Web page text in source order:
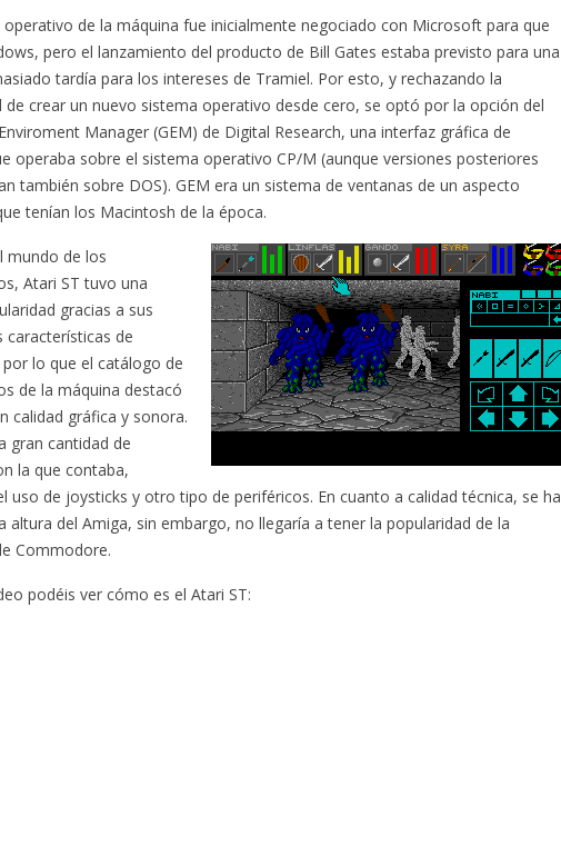
operativo de la máquina fue inicialmente negociado con Microsoft para que
pero el lanzamiento del producto de Bill Gates estaba previsto para una
tardía para los intereses de Tramiel. Por esto, y rechazando la
de crear un nuevo sistema operativo desde cero, se optó por la opción del
Manager (GEM) de Digital Research, una interfaz gráfica de
operaba sobre el sistema operativo CP/M (aunque versiones posteriores
también sobre DOS). GEM era un sistema de ventanas de un aspecto
tenían los Macintosh de la época.
mundo de los
Atari ST tuvo una
gracias a sus
características de
lo que el catálogo de
de la máquina destacó
calidad gráfica y sonora.
gran cantidad de
la que contaba,
uso de joysticks y otro tipo de periféricos. En cuanto a calidad técnica, se ha
altura del Amiga, sin embargo, no llegaría a tener la popularidad de la
Commodore.
podéis ver cómo es el Atari ST: